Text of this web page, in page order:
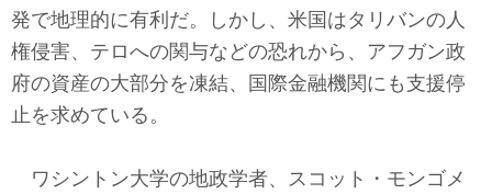
発で地理的に有利だ。しかし、米国はタリバンの人
権侵害、テロへの関与などの恐れから、アフガン政
府の資産の大部分を凍結、国際金融機関にも支援停
止を求めている。
ワシントン大学の地政学者、スコット・モンゴメ